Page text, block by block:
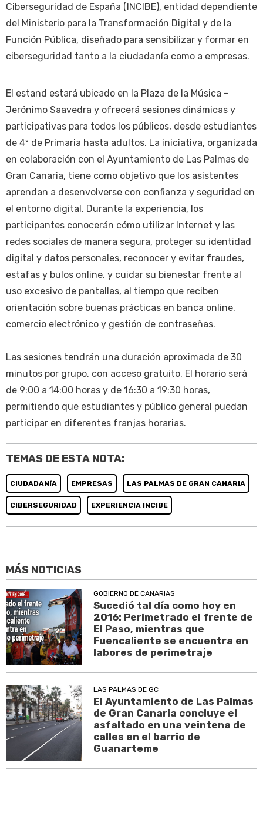
Ciberseguridad de España (INCIBE), entidad dependiente
del Ministerio para la Transformación Digital y de la
Función Pública, diseñado para sensibilizar y formar en
ciberseguridad tanto a la ciudadanía como a empresas.
El estand estará ubicado en la Plaza de la Música -
Jerónimo Saavedra y ofrecerá sesiones dinámicas y
participativas para todos los públicos, desde estudiantes
de 4º de Primaria hasta adultos. La iniciativa, organizada
en colaboración con el Ayuntamiento de Las Palmas de
Gran Canaria, tiene como objetivo que los asistentes
aprendan a desenvolverse con confianza y seguridad en
el entorno digital. Durante la experiencia, los
participantes conocerán cómo utilizar Internet y las
redes sociales de manera segura, proteger su identidad
digital y datos personales, reconocer y evitar fraudes,
estafas y bulos online, y cuidar su bienestar frente al
uso excesivo de pantallas, al tiempo que reciben
orientación sobre buenas prácticas en banca online,
comercio electrónico y gestión de contraseñas.
Las sesiones tendrán una duración aproximada de 30
minutos por grupo, con acceso gratuito. El horario será
de 9:00 a 14:00 horas y de 16:30 a 19:30 horas,
permitiendo que estudiantes y público general puedan
participar en diferentes franjas horarias.
TEMAS DE ESTA NOTA:
CIUDADANíA EMPRESAS LAS PALMAS DE GRAN CANARIA
CIBERSEGURIDAD EXPERIENCIA INCIBE
MÁS NOTICIAS
GOBIERNO DE CANARIAS
Sucedió tal día como hoy en
2016: Perimetrado el frente de
El Paso, mientras que
Fuencaliente se encuentra en
labores de perimetraje
LAS PALMAS DE GC
El Ayuntamiento de Las Palmas
de Gran Canaria concluye el
asfaltado en una veintena de
calles en el barrio de
Guanarteme